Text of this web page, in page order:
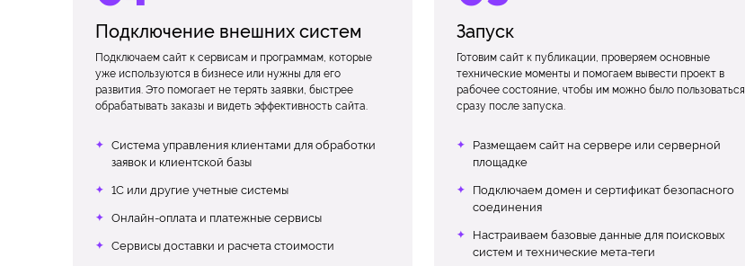
Подключение внешних систем
Подключаем сайт к сервисам и программам, которые
уже используются в бизнесе или нужны для его
развития. Это помогает не терять заявки, быстрее
обрабатывать заказы и видеть эффективность сайта.
Система управления клиентами для обработки
заявок и клиентской базы
1С или другие учетные системы
Онлайн-оплата и платежные сервисы
Сервисы доставки и расчета стоимости
Запуск
Готовим сайт к публикации, проверяем основные
технические моменты и помогаем вывести проект в
рабочее состояние, чтобы им можно было пользоваться
сразу после запуска.
Размещаем сайт на сервере или серверной
площадке
Подключаем домен и сертификат безопасного
соединения
Настраиваем базовые данные для поисковых
систем и технические мета-теги